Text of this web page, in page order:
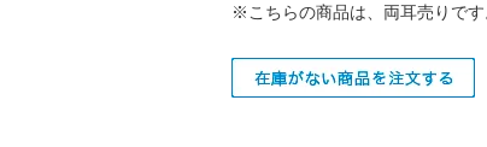
※こちらの商品は、両耳売りです